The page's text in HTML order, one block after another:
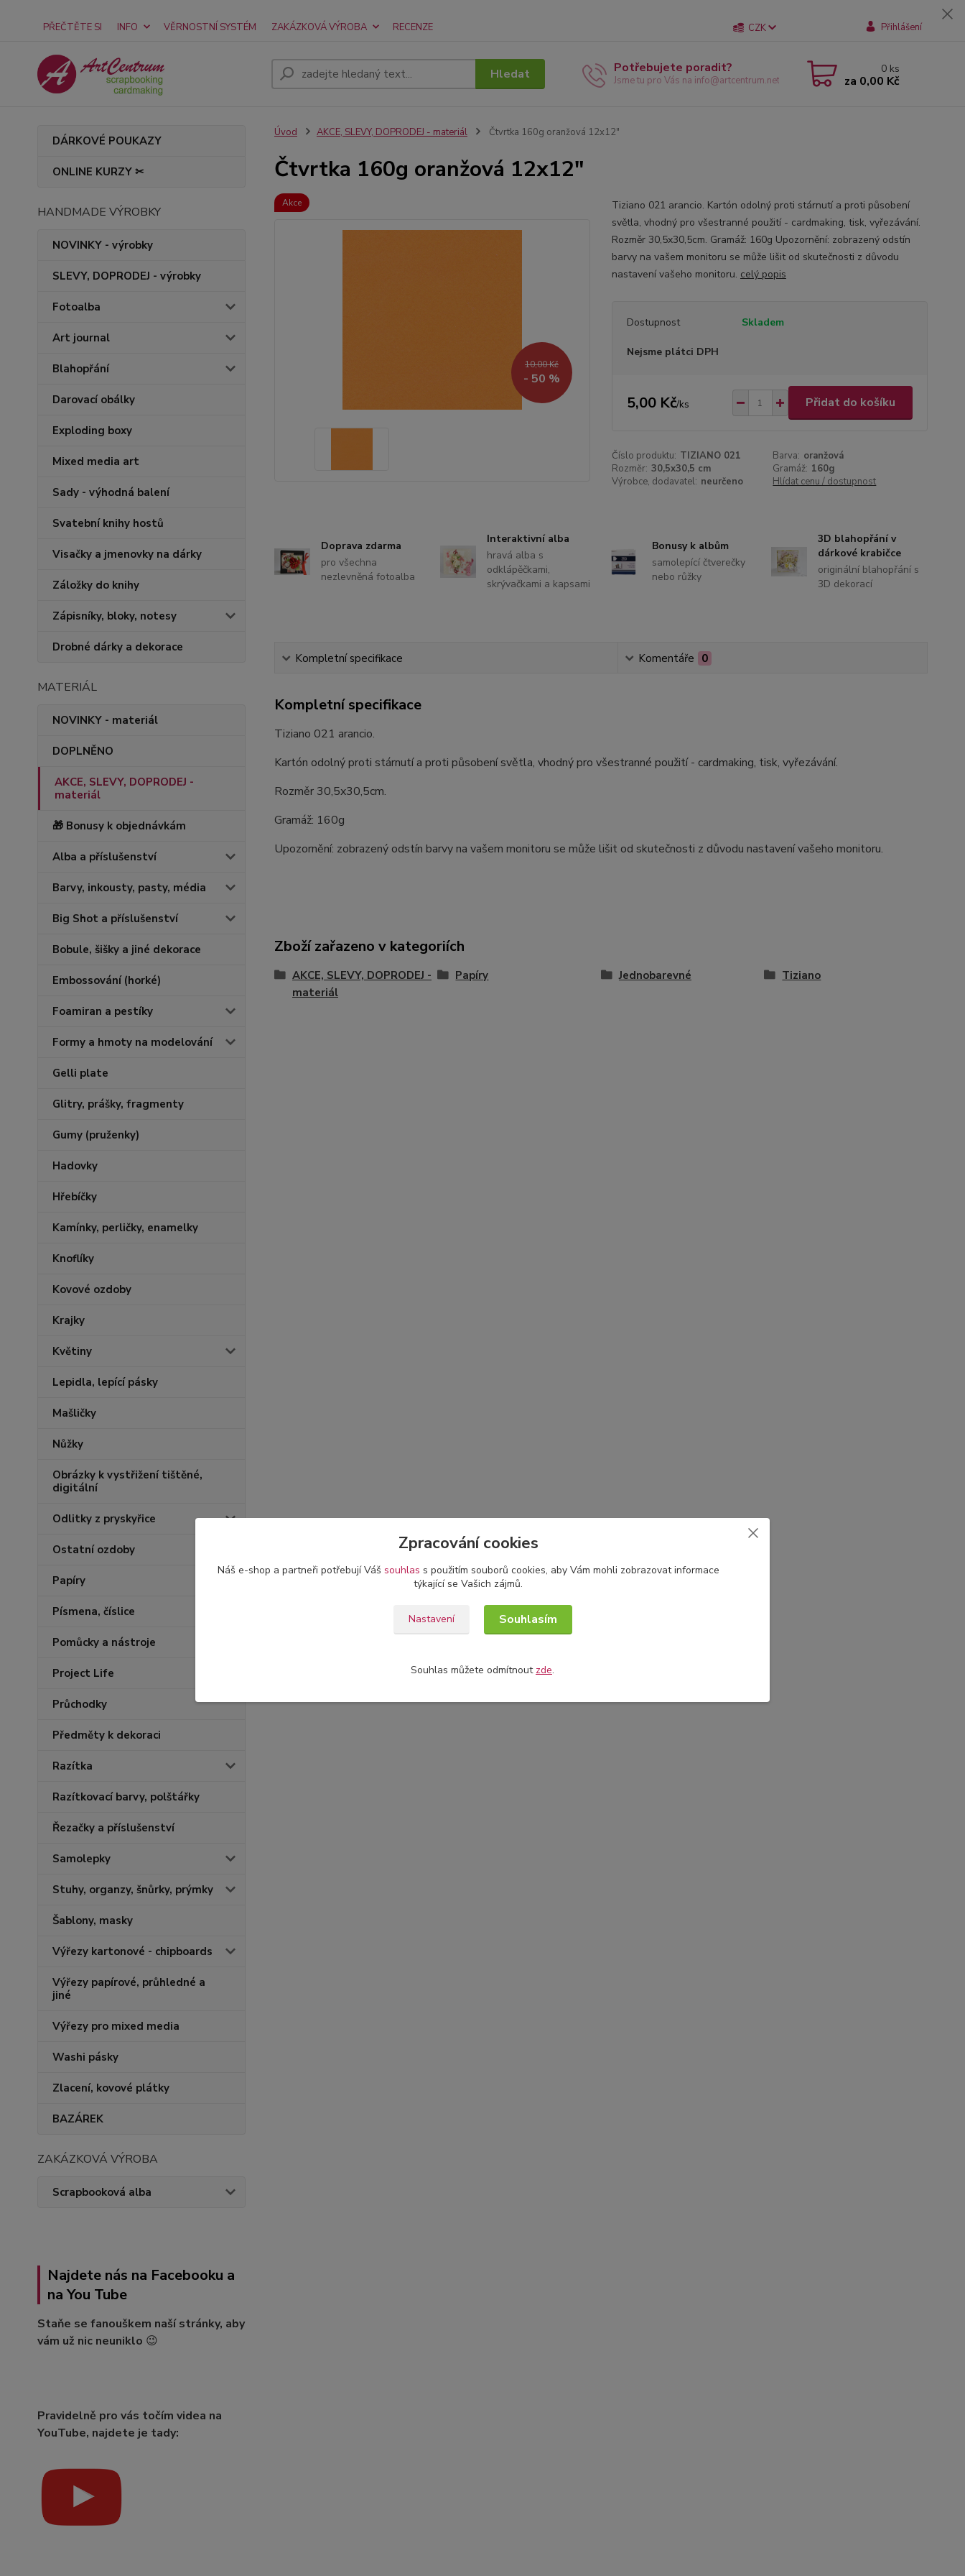
PŘEČTĚTE SI INFO VĚRNOSTNÍ SYSTÉM ZAKÁZKOVÁ VÝROBA RECENZE CZK Přihlášení
Hledat Potřebujete poradit?
Jsme tu pro Vás na info@artcentrum.net
0 ks
za 0,00 Kč
DÁRKOVÉ POUKAZY
ONLINE KURZY ✂
HANDMADE VÝROBKY
NOVINKY - výrobky
SLEVY, DOPRODEJ - výrobky
Fotoalba
Art journal
Blahopřání
Darovací obálky
Exploding boxy
Mixed media art
Sady - výhodná balení
Svatební knihy hostů
Visačky a jmenovky na dárky
Záložky do knihy
Zápisníky, bloky, notesy
Drobné dárky a dekorace
MATERIÁL
NOVINKY - materiál
DOPLNĚNO
AKCE, SLEVY, DOPRODEJ -
materiál
🎁 Bonusy k objednávkám
Alba a příslušenství
Barvy, inkousty, pasty, média
Big Shot a příslušenství
Bobule, šišky a jiné dekorace
Embossování (horké)
Foamiran a pestíky
Formy a hmoty na modelování
Gelli plate
Glitry, prášky, fragmenty
Gumy (pruženky)
Hadovky
Hřebíčky
Kamínky, perličky, enamelky
Knoflíky
Kovové ozdoby
Krajky
Květiny
Lepidla, lepící pásky
Mašličky
Nůžky
Obrázky k vystřižení tištěné,
digitální
Odlitky z pryskyřice
Ostatní ozdoby
Papíry
Písmena, číslice
Pomůcky a nástroje
Project Life
Průchodky
Předměty k dekoraci
Razítka
Razítkovací barvy, polštářky
Řezačky a příslušenství
Samolepky
Stuhy, organzy, šnůrky, prýmky
Šablony, masky
Výřezy kartonové - chipboards
Výřezy papírové, průhledné a
jiné
Výřezy pro mixed media
Washi pásky
Zlacení, kovové plátky
BAZÁREK
ZAKÁZKOVÁ VÝROBA
Scrapbooková alba
Najdete nás na Facebooku a
na You Tube
Staňe se fanouškem naší stránky, aby
vám už nic neuniklo 😉
Pravidelně pro vás točím videa na
YouTube, najdete je tady:
Úvod AKCE, SLEVY, DOPRODEJ - materiál Čtvrtka 160g oranžová 12x12"
Čtvrtka 160g oranžová 12x12"
Akce
10,00 Kč
- 50 %
Tiziano 021 arancio. Kartón odolný proti stárnutí a proti působení
světla, vhodný pro všestranné použití - cardmaking, tisk, vyřezávání.
Rozměr 30,5x30,5cm. Gramáž: 160g Upozornění: zobrazený odstín
barvy na vašem monitoru se může lišit od skutečnosti z důvodu
nastavení vašeho monitoru. celý popis
Dostupnost Skladem
Nejsme plátci DPH
5,00 Kč/ks Přidat do košíku
Číslo produktu: TIZIANO 021 Barva: oranžová
Rozměr: 30,5x30,5 cm Gramáž: 160g
Výrobce, dodavatel: neurčeno Hlídat cenu / dostupnost
Doprava zdarma
pro všechna
nezlevněná fotoalba
Interaktivní alba
hravá alba s
odklápěčkami,
skrývačkami a kapsami
Bonusy k albům
samolepící čtverečky
nebo růžky
3D blahopřání v
dárkové krabičce
originální blahopřání s
3D dekorací
Kompletní specifikace Komentáře 0
Kompletní specifikace
Tiziano 021 arancio.
Kartón odolný proti stárnutí a proti působení světla, vhodný pro všestranné použití - cardmaking, tisk, vyřezávání.
Rozměr 30,5x30,5cm.
Gramáž: 160g
Upozornění: zobrazený odstín barvy na vašem monitoru se může lišit od skutečnosti z důvodu nastavení vašeho monitoru.
Zboží zařazeno v kategoriích
AKCE, SLEVY, DOPRODEJ -
materiál
Papíry Jednobarevné Tiziano
Zpracování cookies
Náš e-shop a partneři potřebují Váš souhlas s použitím souborů cookies, aby Vám mohli zobrazovat informace
týkající se Vašich zájmů.
Nastavení Souhlasím
Souhlas můžete odmítnout zde.